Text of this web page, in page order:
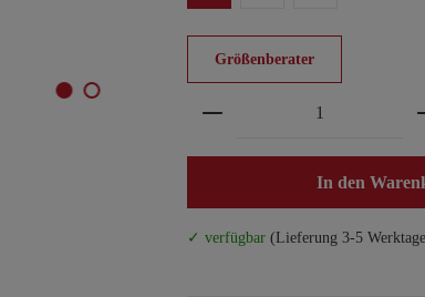
Größenberater
Produkt Anzahl: Gib
In den
✓ verfügbar (Lieferung 3-5